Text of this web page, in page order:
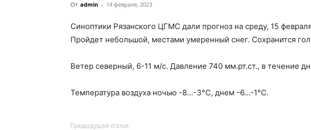
От admin - 14 февраля, 2023
Синоптики Рязанского ЦГМС дали прогноз на среду, 15
Пройдет небольшой, местами умеренный снег. Сохранится
Ветер северный, 6-11 м/с. Давление 740 мм.рт.ст., в течение
Температура воздуха ночью -8…-3°С, днем -6…-1°С.
Предыдущая статья